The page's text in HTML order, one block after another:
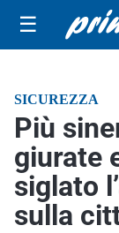
☰
SICUREZZA
Più
giurate
siglato
sulla